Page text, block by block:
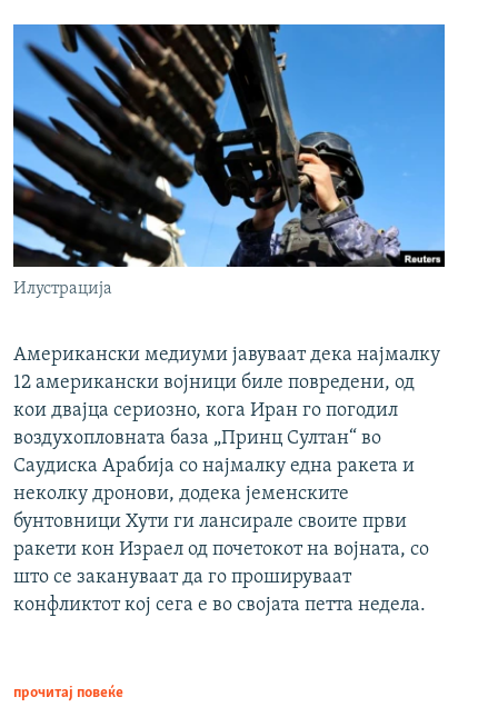
Илустрација
Американски медиуми јавуваат дека најмалку
12 американски војници биле повредени, од
кои двајца сериозно, кога Иран го погодил
воздухопловната база „Принц Султан“ во
Саудиска Арабија со најмалку една ракета и
неколку дронови, додека јеменските
бунтовници Хути ги лансирале своите први
ракети кон Израел од почетокот на војната, со
што се закануваат да го прошируваат
конфликтот кој сега е во својата петта недела.
прочитај повеќе